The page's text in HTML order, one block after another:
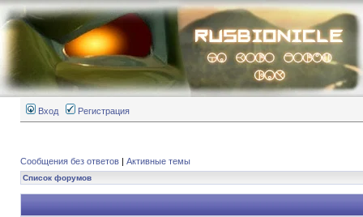
Вход Регистрация
Сообщения без ответов | Активные темы
Список форумов